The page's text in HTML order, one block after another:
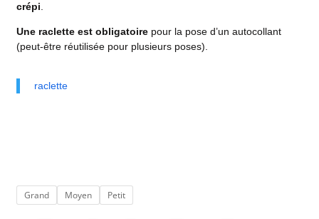
crépi.
Une raclette est obligatoire pour la pose d’un autocollant
(peut-être réutilisée pour plusieurs poses).
raclette
Grand Moyen Petit